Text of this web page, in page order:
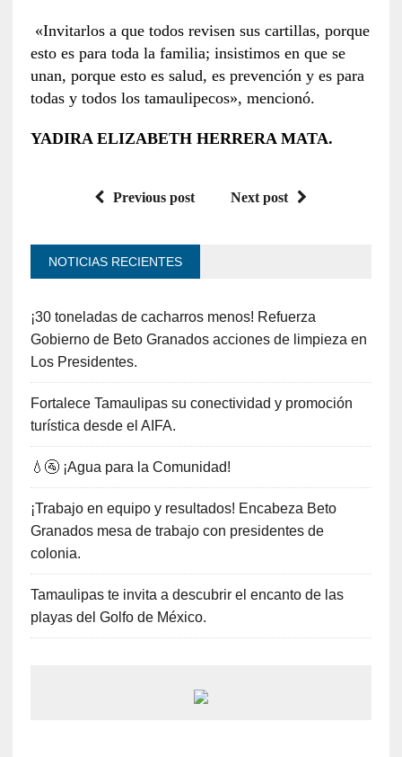
«Invitarlos a que todos revisen sus cartillas, porque
esto es para toda la familia; insistimos en que se
unan, porque esto es salud, es prevención y es para
todas y todos los tamaulipecos», mencionó.
YADIRA ELIZABETH HERRERA MATA.
Previous post Next post
NOTICIAS RECIENTES
¡30 toneladas de cacharros menos! Refuerza
Gobierno de Beto Granados acciones de limpieza en
Los Presidentes.
Fortalece Tamaulipas su conectividad y promoción
turística desde el AIFA.
💧🚰 ¡Agua para la Comunidad!
¡Trabajo en equipo y resultados! Encabeza Beto
Granados mesa de trabajo con presidentes de
colonia.
Tamaulipas te invita a descubrir el encanto de las
playas del Golfo de México.